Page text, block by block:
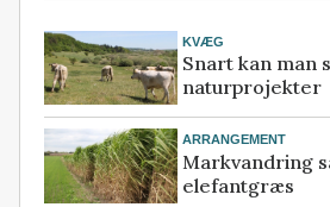
KVÆG
Snart kan man
naturprojekter
ARRANGEMENT
Markvandring
elefantgræs